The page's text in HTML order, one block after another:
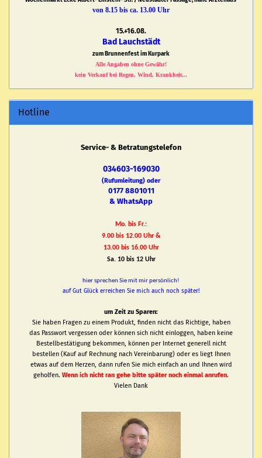
von 8.15 bis ca. 13.00 Uhr
15.+16.08.
Bad Lauchstädt
zum Brunnenfest im Kurpark
Alle Angaben ohne Gewähr!
kein Verkauf bei Regen, Wind, Krankheit...
Hotline
Service- & Betratungstelefon
034603-169030
(Rufumleitung) oder
0177 8801011
& WhatsApp
Mo. bis Fr.:
9.00 bis 12.00 Uhr &
13.00 bis 16.00 Uhr
Sa. 10 bis 12 Uhr
hier sprechen Sie mit mir persönlich!
auf Gut Glück erreichen Sie mich auch noch später!
um Zeit zu Sparen:
Sie haben Fragen zu einem Produkt, finden nicht das Richtige, haben
das Passwort vergessen oder können sich nicht einloggen, haben keine
Bestellbestätigung bekommen, können per Internet generell nicht
bestellen (Kauf auf Rechnung nach Vereinbarung) oder es liegt Ihnen
etwas auf dem Herzen, dann rufen Sie mich einfach an und Ihnen wird
geholfen. Wenn ich nicht ran gehe bitte später noch einmal anrufen.
Vielen Dank